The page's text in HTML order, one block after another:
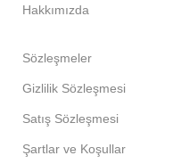
Hakkımızda
Sözleşmeler
Gizlilik Sözleşmesi
Satış Sözleşmesi
Şartlar ve Koşullar